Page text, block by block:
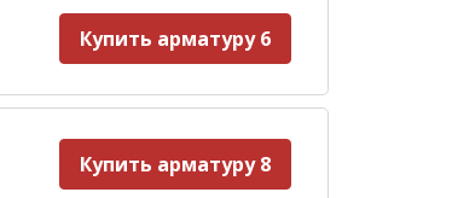
Купить арматуру 6
Купить арматуру 8